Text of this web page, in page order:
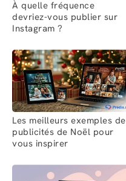
À quelle fréquence
devriez-vous publier sur
Instagram ?
Les meilleurs exemples de
publicités de Noël pour
vous inspirer